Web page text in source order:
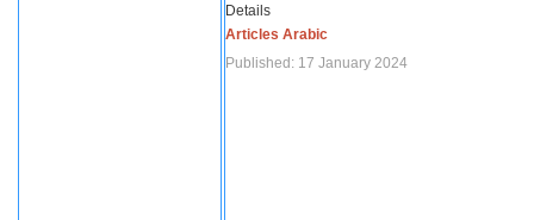
Details
Articles Arabic
Published: 17 January 2024